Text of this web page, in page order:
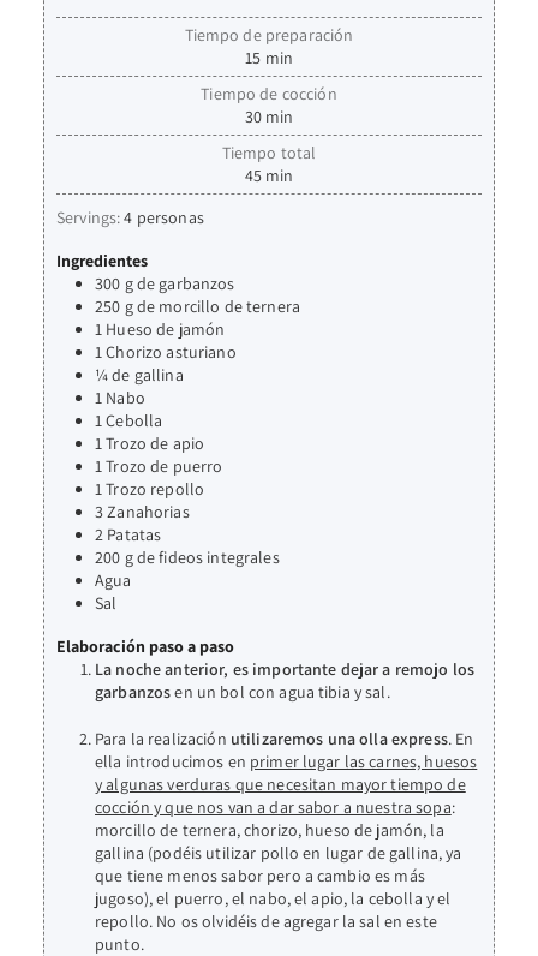
Tiempo de preparación
15 min
Tiempo de cocción
30 min
Tiempo total
45 min
Servings:4 personas
Ingredientes
300 gde garbanzos
250 gde morcillo de ternera
1 Hueso de jamón
1Chorizo asturiano
¼de gallina
1 Nabo
1Cebolla
1Trozo de apio
1Trozo de puerro
1Trozo repollo
3Zanahorias
2 Patatas
200 gde fideos integrales
Agua
Sal
Elaboración paso a paso
La noche anterior, es importante dejar a remojo los
garbanzosen un bol con agua tibia y sal.
Para la realización utilizaremos una olla express. En
ella introducimos en primer lugar las carnes, huesos
y algunas verduras que necesitan mayor tiempo de
cocción y que nos van a dar sabor a nuestra sopa:
morcillo de ternera, chorizo, hueso de jamón, la
gallina (podéis utilizar pollo en lugar de gallina, ya
que tiene menos sabor pero a cambio es más
jugoso), el puerro, el nabo, el apio, la cebolla y el
repollo. No os olvidéis de agregar la sal en este
punto.